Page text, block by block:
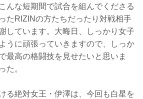
んな短期間で試合を組んでくださる
たRIZINの方たちだったり対戦相手
しています。大晦日、しっかり女子
うに頑張っていきますので、しっか
最高の格闘技を見せたいと思いま
た。
る絶対女王・伊澤は、今回も白星を